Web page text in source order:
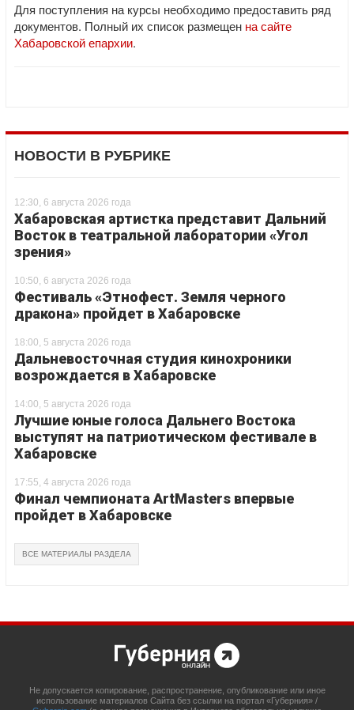
Для поступления на курсы необходимо предоставить ряд
документов. Полный их список размещен на сайте
Хабаровской епархии.
НОВОСТИ В РУБРИКЕ
12:30, 6 августа 2026 года
Хабаровская артистка представит Дальний
Восток в театральной лаборатории «Угол
зрения»
10:50, 6 августа 2026 года
Фестиваль «Этнофест. Земля черного
дракона» пройдет в Хабаровске
18:00, 5 августа 2026 года
Дальневосточная студия кинохроники
возрождается в Хабаровске
14:00, 5 августа 2026 года
Лучшие юные голоса Дальнего Востока
выступят на патриотическом фестивале в
Хабаровске
17:55, 4 августа 2026 года
Финал чемпионата ArtMasters впервые
пройдет в Хабаровске
ВСЕ МАТЕРИАЛЫ РАЗДЕЛА
Не допускается копирование, распространение, опубликование или иное
использование материалов Сайта без ссылки на портал «Губерния» /